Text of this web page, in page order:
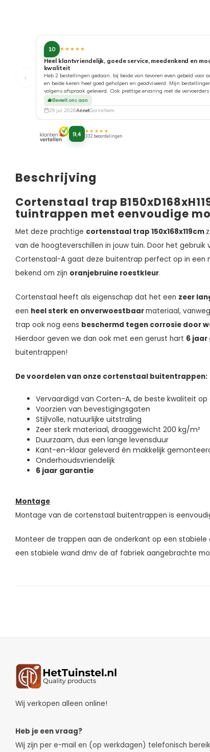
‹
10 ★★★★★
Heel klantvriendelijk, goede service, meedenkend en
kwaliteit
Heb 2 bestellingen gedaan, bij beide van tevoren even gebeld voor
en beide keren heel goed geholpen en geadviseerd. Mijn
volgens afspraak geleverd. Ook prettige ervaring met de vervoerders
aflevering. Top!
Beveelt ons aan
29 jul. 2026AnnetGorinchem
9,4 ★★★★★
332 beoordelingen
Beschrijving
Cortenstaal trap
tuintrappen met eenvoudige
Met deze prachtige cortenstaal trap 150x168x119cm
van de hoogteverschillen in jouw tuin. Door het
Cortenstaal-A gaat deze buitentrap perfect op in een
bekend om zijn oranjebruine roestkleur.
Cortenstaal heeft als eigenschap dat het een zeer
een heel sterk en onverwoestbaarmateriaal,
trap ook nog eens beschermd tegen corrosie door
Hierdoor geven we dan ook met een gerust hart 6
buitentrappen!
De voordelen van onze cortenstaal buitentrappen:
Vervaardigd van Corten-A, de beste kwaliteit
Voorzien van bevestigingsgaten
Stijlvolle, natuurlijke uitstraling
Zeer sterk materiaal, draaggewicht 200 kg/m²
Duurzaam, dus een lange levensduur
Kant-en-klaar geleverd én makkelijk
Onderhoudsvriendelijk
6 jaar garantie
Montage
Montage van de cortenstaal buitentrappen is
Monteer de trappen aan de onderkant op een
een stabiele wand dmv de af fabriek aangebrachte
Wij verkopen alleen online!
Heb je een vraag?
Wij zijn per e-mail en (op werkdagen) telefonisch